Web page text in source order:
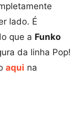
lado. É
que a Funko
da linha Pop!
aqui na